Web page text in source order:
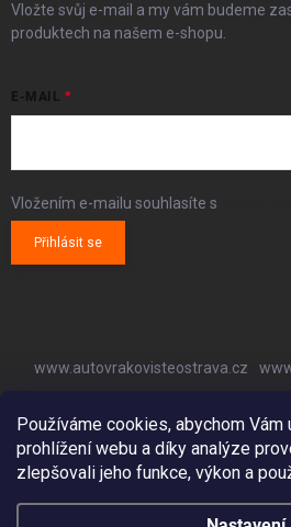
Používáme cookies, abychom Vám
prohlížení webu a díky analýze
zlepšovali jeho funkce, výkon a
Vložte svůj e-mail a my vám budeme
produktech na našem e-shopu.
E-MAIL
Vložením e-mailu souhlasíte s
Přihlásit se
www.autovrakovisteostrava.cz